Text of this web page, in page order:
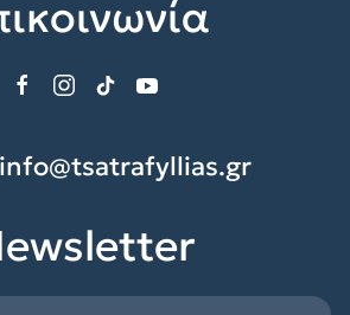
info@tsatrafyllias.gr